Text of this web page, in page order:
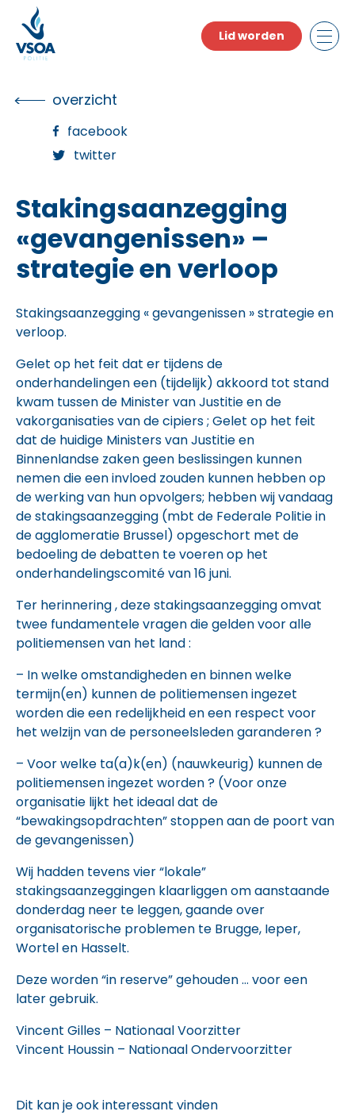
the
content
Lid worden
overzicht
facebook
twitter
Stakingsaanzegging
«gevangenissen» –
strategie en verloop
Stakingsaanzegging « gevangenissen » strategie en
verloop.
Gelet op het feit dat er tijdens de
onderhandelingen een (tijdelijk) akkoord tot stand
kwam tussen de Minister van Justitie en de
vakorganisaties van de cipiers ; Gelet op het feit
dat de huidige Ministers van Justitie en
Binnenlandse zaken geen beslissingen kunnen
nemen die een invloed zouden kunnen hebben op
de werking van hun opvolgers; hebben wij vandaag
de stakingsaanzegging (mbt de Federale Politie in
de agglomeratie Brussel) opgeschort met de
bedoeling de debatten te voeren op het
onderhandelingscomité van 16 juni.
Ter herinnering , deze stakingsaanzegging omvat
twee fundamentele vragen die gelden voor alle
politiemensen van het land :
– In welke omstandigheden en binnen welke
termijn(en) kunnen de politiemensen ingezet
worden die een redelijkheid en een respect voor
het welzijn van de personeelsleden garanderen ?
– Voor welke ta(a)k(en) (nauwkeurig) kunnen de
politiemensen ingezet worden ? (Voor onze
organisatie lijkt het ideaal dat de
“bewakingsopdrachten” stoppen aan de poort van
de gevangenissen)
Wij hadden tevens vier “lokale”
stakingsaanzeggingen klaarliggen om aanstaande
donderdag neer te leggen, gaande over
organisatorische problemen te Brugge, Ieper,
Wortel en Hasselt.
Deze worden “in reserve” gehouden … voor een
later gebruik.
Vincent Gilles – Nationaal Voorzitter
Vincent Houssin – Nationaal Ondervoorzitter
Dit kan je ook interessant vinden